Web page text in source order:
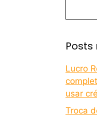
Lucro
usar
Troca